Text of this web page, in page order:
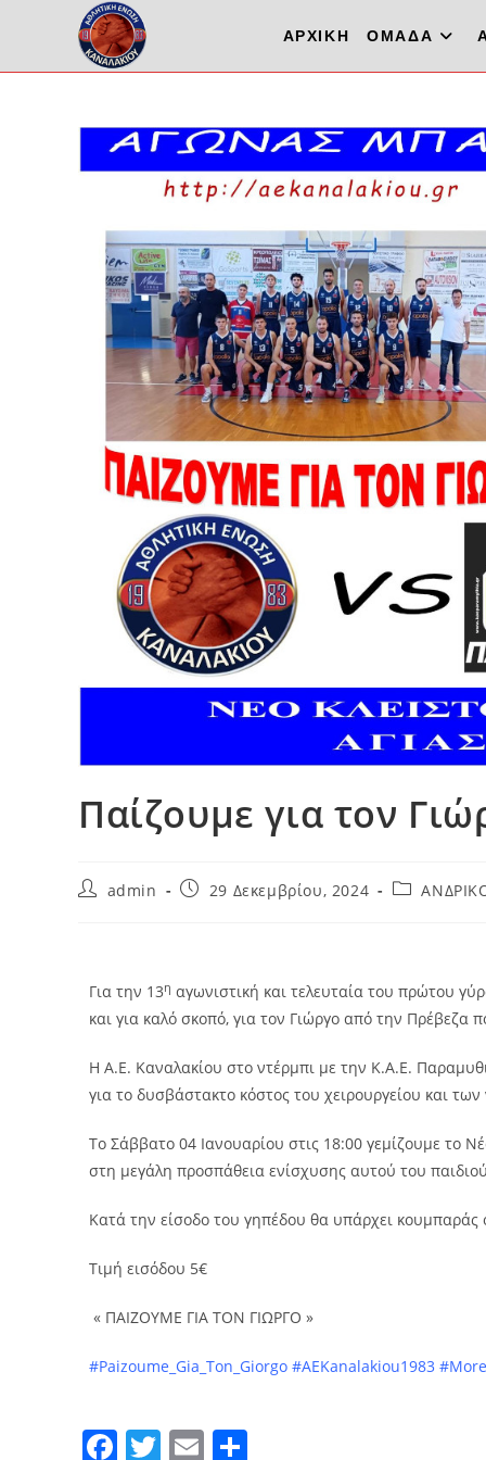
ΑΡΧΙΚΗ ΟΜΑΔΑ
Παίζουμε για τον
admin 29 Δεκεμβρίου, 2024
Για την 13η αγωνιστική και τελευταία του πρώτου
και για καλό σκοπό, για τον Γιώργο από την Πρέβεζα
Η Α.Ε. Καναλακίου στο ντέρμπι με την Κ.Α.Ε.
για το δυσβάστακτο κόστος του χειρουργείου και
Το Σάββατο 04 Ιανουαρίου στις 18:00 γεμίζουμε το
στη μεγάλη προσπάθεια ενίσχυσης αυτού του
Κατά την είσοδο του γηπέδου θα υπάρχει κουμπαράς
Τιμή εισόδου 5€
« ΠΑΙΖΟΥΜΕ ΓΙΑ ΤΟΝ ΓΙΩΡΓΟ »
#Paizoume_Gia_Ton_Giorgo #AEKanalakiou1983
F T E